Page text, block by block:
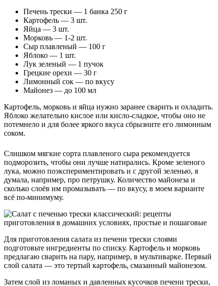
Печень трески — 1 банка 250 г
Картофель — 3 шт.
Яйца — 3 шт.
Морковь — 1-2 шт.
Сыр плавленый — 100 г
Яблоко — 1 шт.
Лук зеленый — 1 пучок
Грецкие орехи — 30 г
Лимонный сок — по вкусу
Майонез — до 100 мл
Картофель, морковь и яйца нужно заранее сварить и охладить.
Яблоко желательно кислое или кисло-сладкое, чтобы оно не
потемнело и для более яркого вкуса сбрызните его лимонным
соком.
Слишком мягкие сорта плавленого сыра рекомендуется
подморозить, чтобы они лучше натирались. Кроме зеленого
лука, можно поэкспериментировать и с другой зеленью, я
думала, например, про петрушку. Количество майонеза и
сколько слоёв им промазывать — по вкусу, в моем варианте
всё по-минимуму.
Для приготовления салата из печени трески слоями
подготовьте ингредиенты по списку. Картофель и морковь
предлагаю сварить на пару, например, в мультиварке. Первый
слой салата — это тертый картофель, смазанный майонезом.
Затем слой из ломаных и давленных кусочков печени трески,